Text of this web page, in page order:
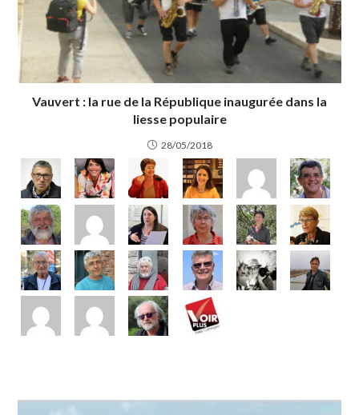
Vauvert : la rue de la République inaugurée dans la
liesse populaire
28/05/2018